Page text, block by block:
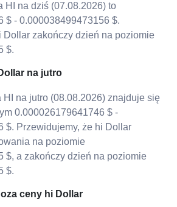
HI na dziś (07.08.2026) to
$ - 0.000038499473156 $.
Dollar zakończy dzień na poziomie
$.
na jutro
HI na jutro (08.08.2026) znajduje się
0.000026179641746 $ -
$. Przewidujemy, że hi Dollar
na poziomie
$, a zakończy dzień na poziomie
$.
ceny hi Dollar